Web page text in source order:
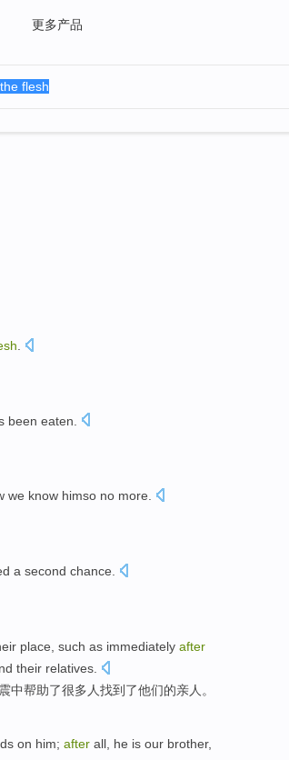
更多产品
been eaten
we know himso no more.
a second chance
place, such as immediately after
their relatives
中帮助了很多 人找到 了他们的亲人。
on him; after all, he is our brother,